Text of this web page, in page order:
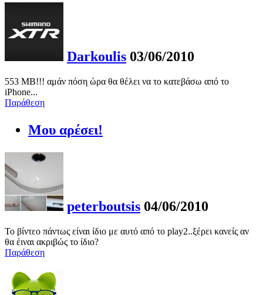
Darkoulis 03/06/2010
553 MB!!! αμάν πόση ώρα θα θέλει να το κατεβάσω από το
iPhone...
Παράθεση
Μου αρέσει!
peterboutsis 04/06/2010
Το βίντεο πάντως είναι ίδιο με αυτό από το play2..ξέρει κανείς αν
θα έιναι ακριβώς το ίδιο?
Παράθεση